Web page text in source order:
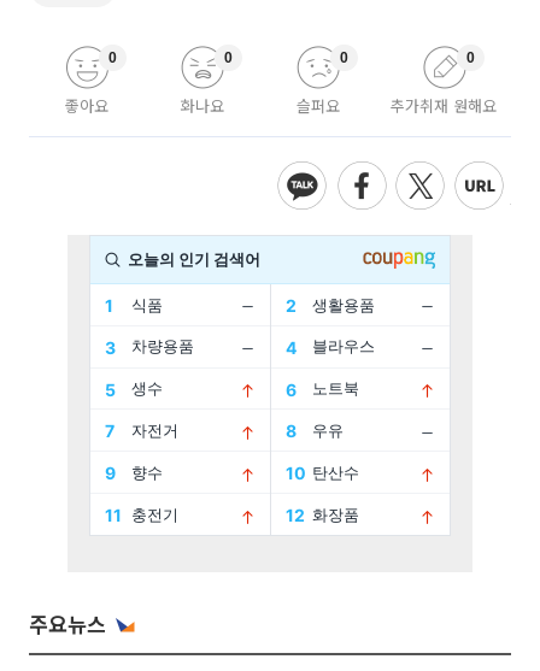
좋아요
0
화나요
0
슬퍼요
0
추가취재 원해요
0
주요뉴스